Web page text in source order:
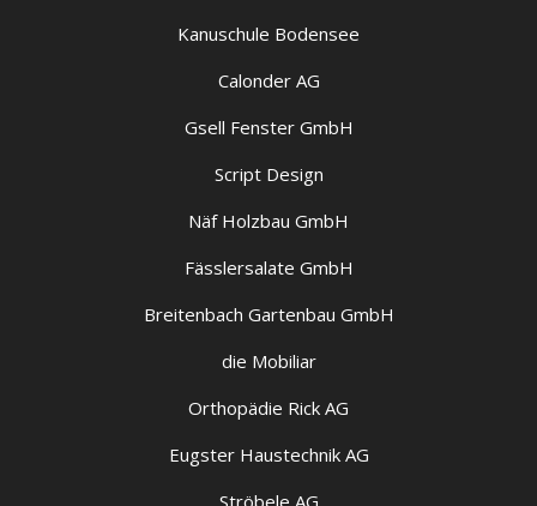
Kanuschule Bodensee
Calonder AG
Gsell Fenster GmbH
Script Design
Näf Holzbau GmbH
Fässlersalate GmbH
Breitenbach Gartenbau GmbH
die Mobiliar
Orthopädie Rick AG
Eugster Haustechnik AG
Ströbele AG